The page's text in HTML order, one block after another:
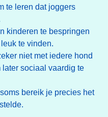
te leren dat joggers
kinderen te bespringen
te vinden.
niet met iedere hond
later sociaal vaardig te
bereik je precies het